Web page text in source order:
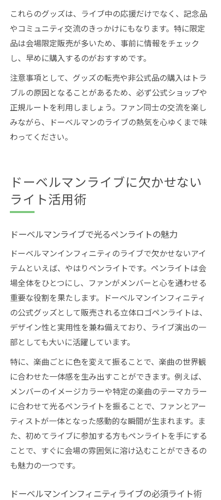
これらのグッズは、ライブ中の応援だけでなく、記念品
やコミュニティ交流のきっかけにもなります。特に限定
品は会場限定販売が多いため、事前に情報をチェック
し、早めに購入するのがおすすめです。
注意事項として、グッズの転売や非公式品の購入はトラ
ブルの原因となることがあるため、必ず公式ショップや
正規ルートを利用しましょう。ファン同士の交流を楽し
みながら、ドーベルマンのライブの熱気を心ゆくまで味
わってください。
ドーベルマンライブに欠かせない
ライト活用術
ドーベルマンライブで光るペンライトの魅力
ドーベルマンインフィニティのライブで欠かせないアイ
テムといえば、やはりペンライトです。ペンライトは会
場全体をひとつにし、ファンがメンバーと心を通わせる
重要な役割を果たします。ドーベルマンインフィニティ
の公式グッズとして販売される立体ロゴペンライトは、
デザイン性と実用性を兼ね備えており、ライブ演出の一
部としても大いに活躍しています。
特に、楽曲ごとに色を変えて振ることで、楽曲の世界観
に合わせた一体感を生み出すことができます。例えば、
メンバーのイメージカラーや特定の楽曲のテーマカラー
に合わせて光るペンライトを振ることで、ファンとアー
ティストが一体となった感動的な瞬間が生まれます。ま
た、初めてライブに参加する方もペンライトを手にする
ことで、すぐに会場の雰囲気に溶け込むことができるの
も魅力の一つです。
ドーベルマンインフィニティライブの必須ライト術